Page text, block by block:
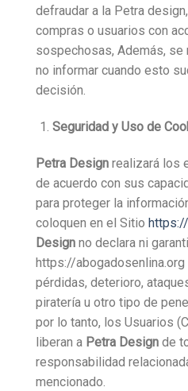
defraudar a la Petra
compras o usuarios con
sospechosas, Además, se
no informar cuando esto
decisión.
Seguridad y Uso de
Petra Design realizará los
de acuerdo con sus
para proteger la
coloquen en el Sitio
Design no declara ni
https://
pérdidas, deterioro,
piratería u otro tipo de
por lo tanto, los Usuarios
liberan a Petra Design de
responsabilidad
mencionado.